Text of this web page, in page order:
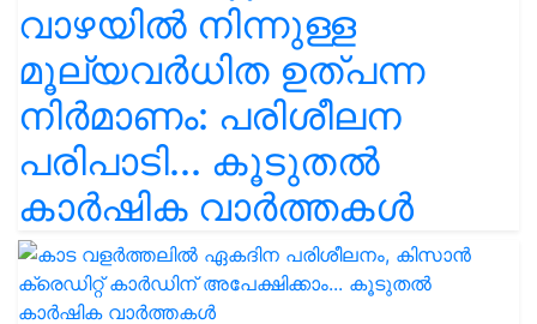
വാഴയിൽ നിന്നുള്ള
മൂല്യവർധിത ഉത്പന്ന
നിർമാണം: പരിശീലന
പരിപാടി... കൂടുതൽ
കാർഷിക വാർത്തകൾ